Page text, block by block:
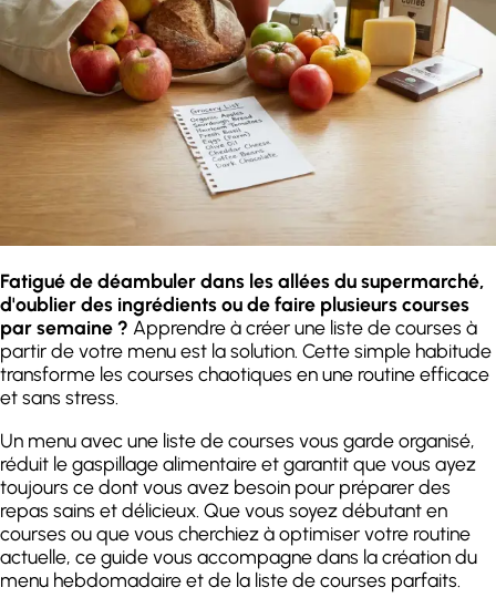
Fatigué de déambuler dans les allées du supermarché,
d'oublier des ingrédients ou de faire plusieurs courses
par semaine ? Apprendre à créer une liste de courses à
partir de votre menu est la solution. Cette simple habitude
transforme les courses chaotiques en une routine efficace
et sans stress.
Un menu avec une liste de courses vous garde organisé,
réduit le gaspillage alimentaire et garantit que vous ayez
toujours ce dont vous avez besoin pour préparer des
repas sains et délicieux. Que vous soyez débutant en
courses ou que vous cherchiez à optimiser votre routine
actuelle, ce guide vous accompagne dans la création du
menu hebdomadaire et de la liste de courses parfaits.